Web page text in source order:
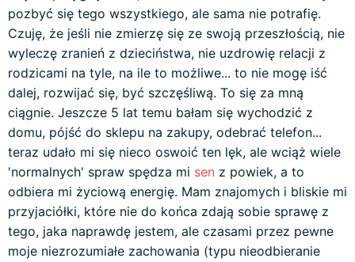
pozbyć się tego wszystkiego, ale sama nie potrafię.
Czuję, że jeśli nie zmierzę się ze swoją przeszłością, nie
wyleczę zranień z dzieciństwa, nie uzdrowię relacji z
rodzicami na tyle, na ile to możliwe... to nie mogę iść
dalej, rozwijać się, być szczęśliwą. To się za mną
ciągnie. Jeszcze 5 lat temu bałam się wychodzić z
domu, pójść do sklepu na zakupy, odebrać telefon...
teraz udało mi się nieco oswoić ten lęk, ale wciąż wiele
'normalnych' spraw spędza mi sen z powiek, a to
odbiera mi życiową energię. Mam znajomych i bliskie mi
przyjaciółki, które nie do końca zdają sobie sprawę z
tego, jaka naprawdę jestem, ale czasami przez pewne
moje niezrozumiałe zachowania (typu nieodbieranie